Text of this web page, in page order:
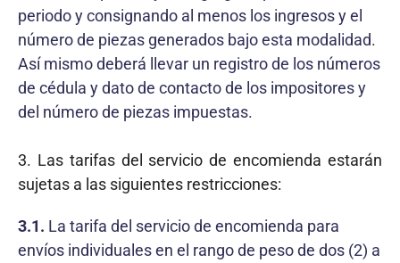
periodo y consignando al menos los ingresos y el
número de piezas generados bajo esta modalidad.
Así mismo deberá llevar un registro de los números
de cédula y dato de contacto de los impositores y
del número de piezas impuestas.
3. Las tarifas del servicio de encomienda estarán
sujetas a las siguientes restricciones:
3.1. La tarifa del servicio de encomienda para
envíos individuales en el rango de peso de dos (2) a